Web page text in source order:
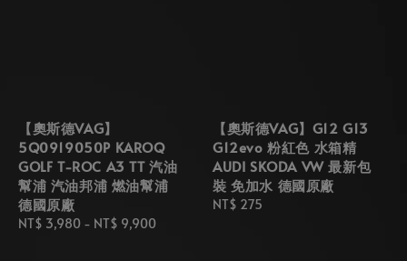
【奧斯德VAG】
5Q0919050P KAROQ
GOLF T-ROC A3 TT 汽油
幫浦 汽油邦浦 燃油幫浦
德國原廠
Regular
NT$ 3,980 - NT$ 9,900
【奧斯德VAG】G12 G13
G12evo 粉紅色 水箱精
AUDI SKODA VW 最新包
裝 免加水 德國原廠
Regular
NT$ 275